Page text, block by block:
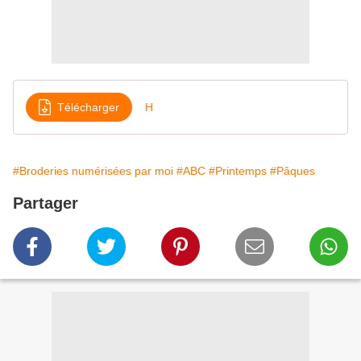
Télécharger H
#Broderies numérisées par moi #ABC #Printemps #Pâques
Partager